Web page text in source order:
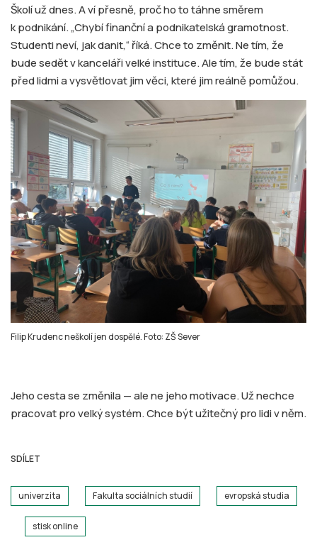
Školí už dnes. A ví přesně, proč ho to táhne směrem
k podnikání. „Chybí finanční a podnikatelská gramotnost.
Studenti neví, jak danit,“ říká. Chce to změnit. Ne tím, že
bude sedět v kanceláři velké instituce. Ale tím, že bude stát
před lidmi a vysvětlovat jim věci, které jim reálně pomůžou.
Filip Krudenc neškolí jen dospělé. Foto: ZŠ Sever
Jeho cesta se změnila — ale ne jeho motivace. Už nechce
pracovat pro velký systém. Chce být užitečný pro lidi v něm.
SDÍLET
univerzita Fakulta sociálních studií evropská studia
stisk online